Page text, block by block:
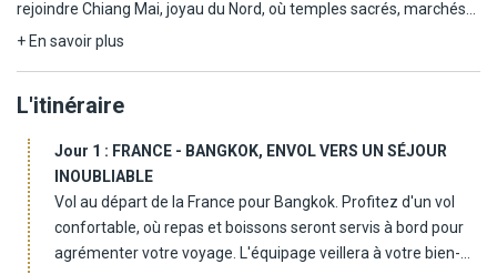
rejoindre Chiang Mai, joyau du Nord, où temples sacrés, marchés
nocturnes et traditions locales dévoilent toute la richesse de la
éthique, des villages de montagne ou des paysages
spectaculaires de Chiang Rai et du parc national de Doi Inthanon.
Poursuivez votre aventure au coeur de la nature préservée de
Khao Sok, entre jungle tropicale, grottes secrètes, randonnées et
navigation sur les eaux émeraude du lac Cheow Lan. Terminez
votre voyage à Khao Lak, station balnéaire paisible bordée de
plages de sable doré, idéale pour savourer quelques jours de
+ En savoir plus
L'itinéraire
Jour 1 : FRANCE - BANGKOK, ENVOL VERS UN SÉJOUR
INOUBLIABLE
Vol au départ de la France pour Bangkok. Profitez d'un vol
confortable, où repas et boissons seront servis à bord pour
agrémenter votre voyage. L'équipage veillera à votre bien-